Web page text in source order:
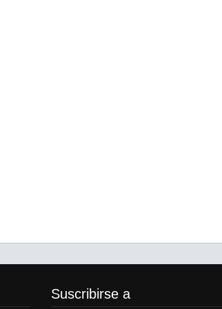
Suscribirse a